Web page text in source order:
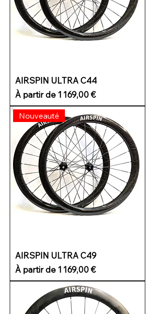
AIRSPIN ULTRA C44
À partir de 1 169,00 €
Prix promotionnel
Nouveauté
AIRSPIN ULTRA C49
À partir de 1 169,00 €
Prix promotionnel